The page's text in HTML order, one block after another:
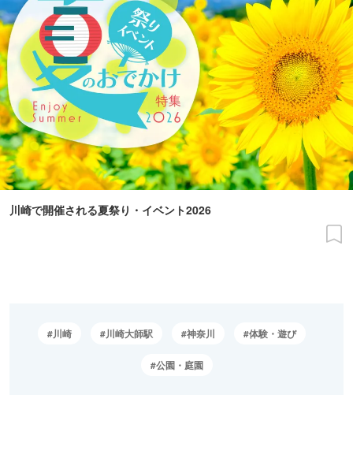
川崎で開催される夏祭り・イベント2026
川崎 川崎大師駅 神奈川 体験・遊び
公園・庭園